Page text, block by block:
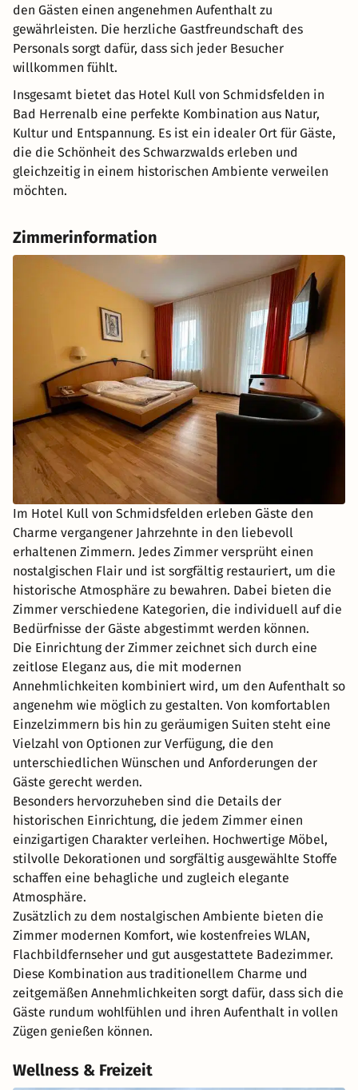
den Gästen einen angenehmen Aufenthalt zu
gewährleisten. Die herzliche Gastfreundschaft des
Personals sorgt dafür, dass sich jeder Besucher
willkommen fühlt.
Insgesamt bietet das Hotel Kull von Schmidsfelden in
Bad Herrenalb eine perfekte Kombination aus Natur,
Kultur und Entspannung. Es ist ein idealer Ort für Gäste,
die die Schönheit des Schwarzwalds erleben und
gleichzeitig in einem historischen Ambiente verweilen
möchten.
Zimmerinformation
Im Hotel Kull von Schmidsfelden erleben Gäste den
Charme vergangener Jahrzehnte in den liebevoll
erhaltenen Zimmern. Jedes Zimmer versprüht einen
nostalgischen Flair und ist sorgfältig restauriert, um die
historische Atmosphäre zu bewahren. Dabei bieten die
Zimmer verschiedene Kategorien, die individuell auf die
Bedürfnisse der Gäste abgestimmt werden können.
Die Einrichtung der Zimmer zeichnet sich durch eine
zeitlose Eleganz aus, die mit modernen
Annehmlichkeiten kombiniert wird, um den Aufenthalt so
angenehm wie möglich zu gestalten. Von komfortablen
Einzelzimmern bis hin zu geräumigen Suiten steht eine
Vielzahl von Optionen zur Verfügung, die den
unterschiedlichen Wünschen und Anforderungen der
Gäste gerecht werden.
Besonders hervorzuheben sind die Details der
historischen Einrichtung, die jedem Zimmer einen
einzigartigen Charakter verleihen. Hochwertige Möbel,
stilvolle Dekorationen und sorgfältig ausgewählte Stoffe
schaffen eine behagliche und zugleich elegante
Atmosphäre.
Zusätzlich zu dem nostalgischen Ambiente bieten die
Zimmer modernen Komfort, wie kostenfreies WLAN,
Flachbildfernseher und gut ausgestattete Badezimmer.
Diese Kombination aus traditionellem Charme und
zeitgemäßen Annehmlichkeiten sorgt dafür, dass sich die
Gäste rundum wohlfühlen und ihren Aufenthalt in vollen
Zügen genießen können.
Wellness & Freizeit